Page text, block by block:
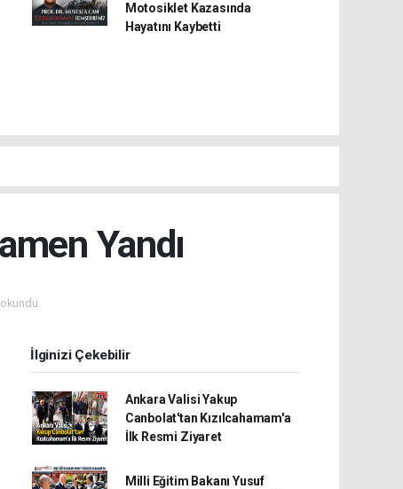
Motosiklet Kazasında
Hayatını Kaybetti
Yandı
İlginizi Çekebilir
Ankara Valisi Yakup
Canbolat'tan Kızılcahamam'a
İlk Resmi Ziyaret
Milli Eğitim Bakanı Yusuf